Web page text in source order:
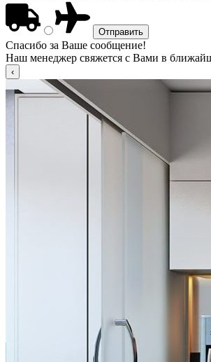
Спасибо за Ваше сообщение!
Наш менеджер свяжется с Вами в